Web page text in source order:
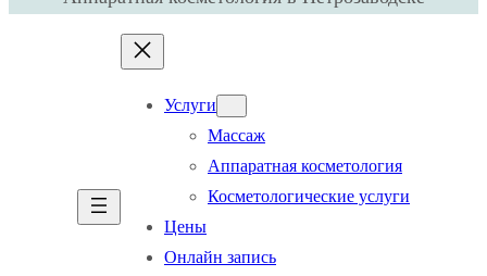
Услуги
Массаж
Аппаратная косметология
Косметологические услуги
Цены
Онлайн запись